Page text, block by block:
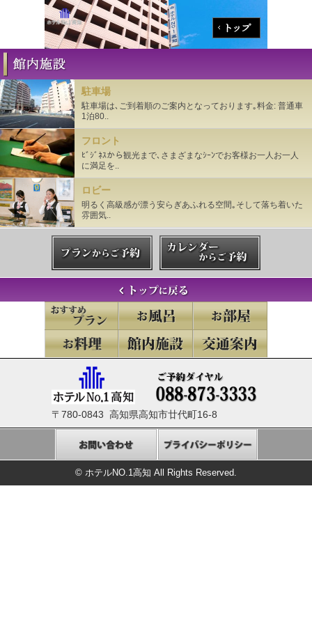
駐車場
駐車場は､ご到着順のご案内となっております｡料金: 普通車
1泊80..
フロント
ﾋﾞｼﾞﾈｽから観光まで､さまざまなｼｰﾝでお客様お一人お一人
に満足を..
ロビー
明るく高級感が漂う安らぎあふれる空間｡そして落ち着いた
雰囲気..
〒780-0843 高知県高知市廿代町16-8
© ホテルNO.1高知 All Rights Reserved.